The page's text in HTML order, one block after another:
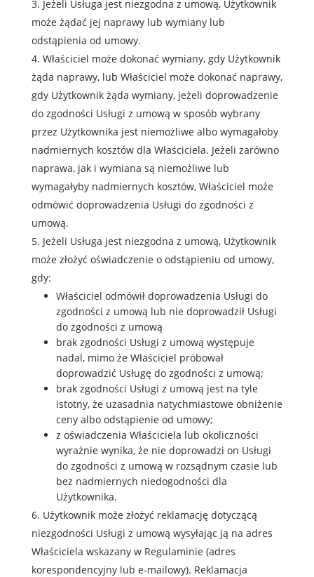
Jeżeli Usługa jest niezgodna z umową, Użytkownik
może żądać jej naprawy lub wymiany lub
odstąpienia od umowy.
Właściciel może dokonać wymiany, gdy Użytkownik
żąda naprawy, lub Właściciel może dokonać naprawy,
gdy Użytkownik żąda wymiany, jeżeli doprowadzenie
do zgodności Usługi z umową w sposób wybrany
przez Użytkownika jest niemożliwe albo wymagałoby
nadmiernych kosztów dla Właściciela. Jeżeli zarówno
naprawa, jak i wymiana są niemożliwe lub
wymagałyby nadmiernych kosztów, Właściciel może
odmówić doprowadzenia Usługi do zgodności z
umową.
Jeżeli Usługa jest niezgodna z umową, Użytkownik
może złożyć oświadczenie o odstąpieniu od umowy,
gdy:
Właściciel odmówił doprowadzenia Usługi do
zgodności z umową lub nie doprowadził Usługi
do zgodności z umową
brak zgodności Usługi z umową występuje
nadal, mimo że Właściciel próbował
doprowadzić Usługę do zgodności z umową;
brak zgodności Usługi z umową jest na tyle
istotny, że uzasadnia natychmiastowe obniżenie
ceny albo odstąpienie od umowy;
z oświadczenia Właściciela lub okoliczności
wyraźnie wynika, że nie doprowadzi on Usługi
do zgodności z umową w rozsądnym czasie lub
bez nadmiernych niedogodności dla
Użytkownika.
Użytkownik może złożyć reklamację dotyczącą
niezgodności Usługi z umową wysyłając ją na adres
Właściciela wskazany w Regulaminie (adres
korespondencyjny lub e-mailowy). Reklamacja